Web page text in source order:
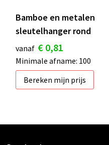
Bamboe en metalen
sleutelhanger rond
vanaf € 0,81
Minimale afname: 100
Bereken mijn prijs